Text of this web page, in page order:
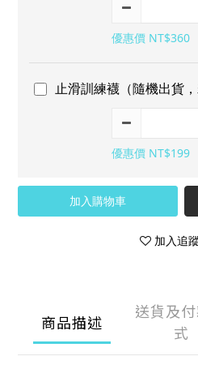
優惠價 NT$360
止滑訓練襪（隨機出貨
優惠價 NT$199
加入購物車
加入追
商品描述
送貨及
式